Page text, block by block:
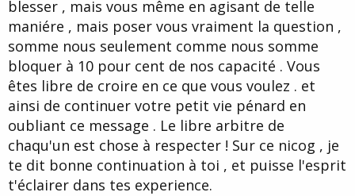
blesser , mais vous même en agisant de telle
maniére , mais poser vous vraiment la question ,
somme nous seulement comme nous somme
bloquer à 10 pour cent de nos capacité . Vous
êtes libre de croire en ce que vous voulez . et
ainsi de continuer votre petit vie pénard en
oubliant ce message . Le libre arbitre de
chaqu'un est chose à respecter ! Sur ce nicog , je
te dit bonne continuation à toi , et puisse l'esprit
t'éclairer dans tes experience.